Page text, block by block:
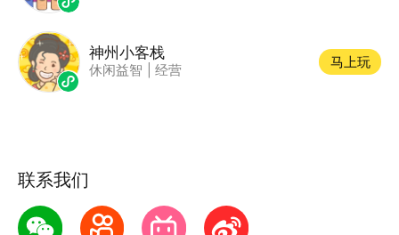
神州小客栈
休闲益智 经营
马上玩
联系我们